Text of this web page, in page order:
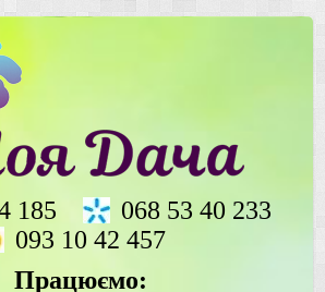
185
068 53 40 233
093 10 42 457
Працюємо: